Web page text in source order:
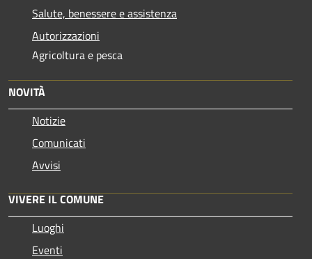
Salute, benessere e assistenza
Autorizzazioni
Agricoltura e pesca
NOVITÀ
Notizie
Comunicati
Avvisi
VIVERE IL COMUNE
Luoghi
Eventi